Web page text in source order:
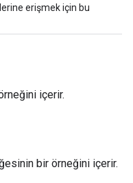
erişmek için bu
içerir.
bir örneğini içerir.